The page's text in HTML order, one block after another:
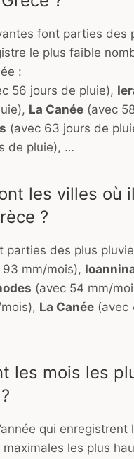
font parties des
le plus faible
:
56 jours de pluie),
La Canée (avec
(avec 63 jours de
de pluie), …
les villes où
?
parties des plus
93 mm/mois),
(avec 54 mm/
La Canée (avec
les mois les
qui enregistrent
les plus